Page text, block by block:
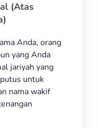
(Atas
Anda, orang
yang Anda
jariyah yang
untuk
nama wakif